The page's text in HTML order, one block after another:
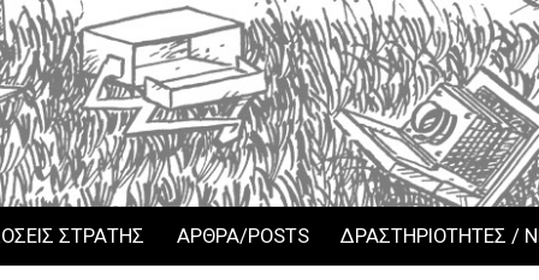
ΣΤΡΑΤΗΣ ΑΡΘΡΑ/POSTS ΔΡΑΣΤΗΡΙΟΤΗΤΕΣ /